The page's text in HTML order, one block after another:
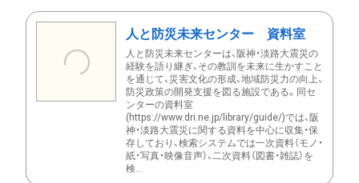
人と防災未来センター 資料室
人と防災未来センターは、阪神・淡路大震災の
経験を語り継ぎ、その教訓を未来に生かすこと
を通じて、災害文化の形成、地域防災力の向上、
防災政策の開発支援を図る施設である。同セ
ンターの資料室
(https://www.dri.ne.jp/library/guide/)では、阪
神・淡路大震災に関する資料を中心に収集・保
存しており、検索システムでは一次資料（モノ・
紙・写真・映像音声）、二次資料（図書・雑誌）を
検...